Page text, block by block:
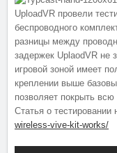
UploadVR провели
беспроводного
разницы между
задержек UplaodVR не
игровой зоной имеет
креплении выше
позволяет покрыть всю
Статья о тестировании
wireless-vive-kit-works/